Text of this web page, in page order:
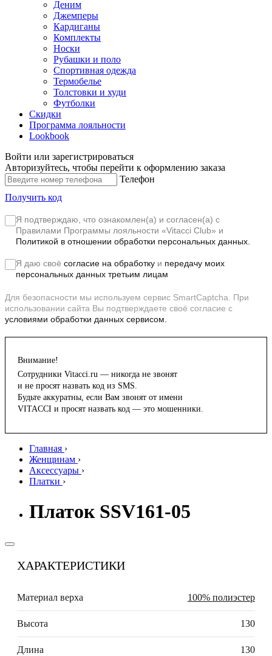
Деним
Джемперы
Кардиганы
Комплекты
Носки
Рубашки и поло
Спортивная одежда
Термобелье
Толстовки и худи
Футболки
Скидки
Программа лояльности
Lookbook
Войти или зарегистрироваться
Авторизуйтесь, чтобы перейти к оформлению заказа
Телефон
Получить код
Я подтверждаю, что ознакомлен(а) и согласен(а) с
Правилами Программы лояльности «Vitacci Club» и
Политикой в отношении обработки персональных данных.
Я даю своё согласие на обработку и передачу моих
персональных данных третьим лицам
Для безопасности мы используем сервис SmartCaptcha. При
использовании сайта Вы подтверждаете своё согласие с
условиями обработки данных сервисом.
Внимание!
Сотрудники Vitacci.ru — никогда не звонят
и не просят назвать код из SMS.
Будьте аккуратны, если Вам звонят от имени
VITACCI и просят назвать код — это мошенники.
Главная ›
Женщинам ›
Аксессуары ›
Платки ›
Платок SSV161-05
ХАРАКТЕРИСТИКИ
Материал верха 100% полиэстер
Высота 130
Длина 130